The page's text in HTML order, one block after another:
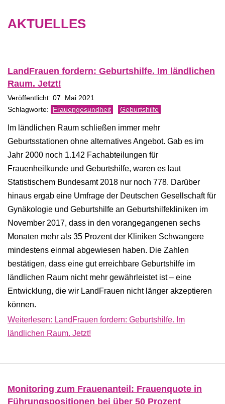
AKTUELLES
LandFrauen fordern: Geburtshilfe. Im ländlichen
Raum. Jetzt!
Veröffentlicht: 07. Mai 2021
Frauengesundheit Geburtshilfe
Im ländlichen Raum schließen immer mehr
Geburtsstationen ohne alternatives Angebot. Gab es im
Jahr 2000 noch 1.142 Fachabteilungen für
Frauenheilkunde und Geburtshilfe, waren es laut
Statistischem Bundesamt 2018 nur noch 778. Darüber
hinaus ergab eine Umfrage der Deutschen Gesellschaft für
Gynäkologie und Geburtshilfe an Geburtshilfekliniken im
November 2017, dass in den vorangegangenen sechs
Monaten mehr als 35 Prozent der Kliniken Schwangere
mindestens einmal abgewiesen haben. Die Zahlen
bestätigen, dass eine gut erreichbare Geburtshilfe im
ländlichen Raum nicht mehr gewährleistet ist – eine
Entwicklung, die wir LandFrauen nicht länger akzeptieren
können.
Weiterlesen: LandFrauen fordern: Geburtshilfe. Im
ländlichen Raum. Jetzt!
Monitoring zum Frauenanteil: Frauenquote in
Führungspositionen bei über 50 Prozent